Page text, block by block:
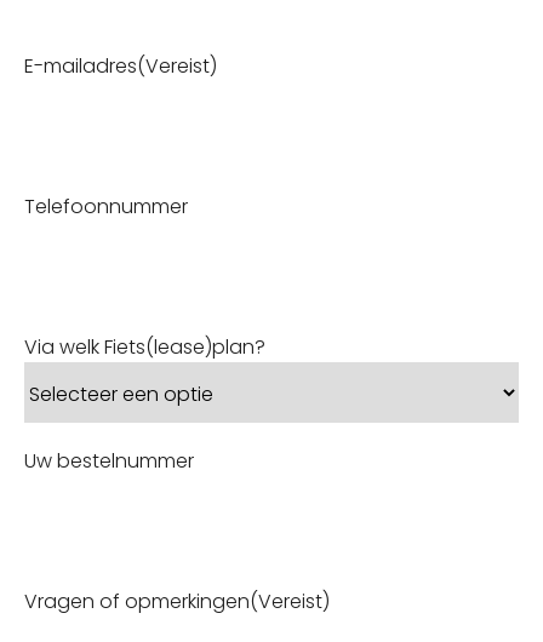
E-mailadres(Vereist)
Telefoonnummer
Via welk Fiets(lease)plan?
Uw bestelnummer
Vragen of opmerkingen(Vereist)